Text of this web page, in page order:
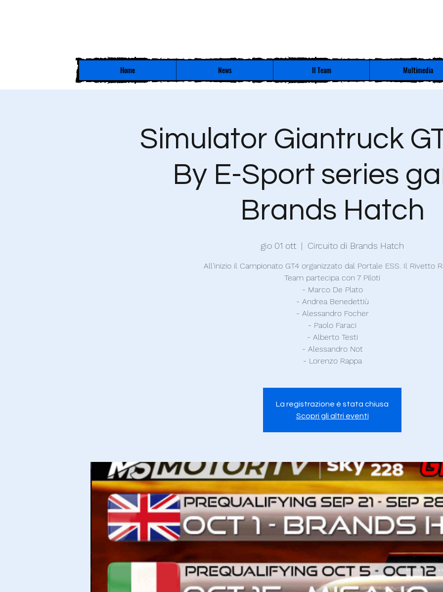
Home News Il Team Multimedia
Simulator Giantruck
By E-Sport series
Brands Hatch
gio 01 ott
  |
Circuito di Brands Hatch
All'inizio il Campionato GT4 organizzato dal Portale ESS. Il Rivetto
Team partecipa con 7 Piloti
- Marco De Plato
- Andrea Benedettiù
- Alessandro Focher
- Paolo Faraci
- Alberto Testi
- Alessandro Not
- Lorenzo Rappa
La registrazione è stata chiusa
Scopri gli altri eventi